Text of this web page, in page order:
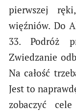
pierwszej
więźniów. Do
33. Podróż
Zwiedzanie
Na całość
Jest to
zobaczyć